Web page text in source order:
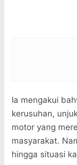
Ia mengakui
kerusuhan,
motor yang
masyarakat.
hingga situasi